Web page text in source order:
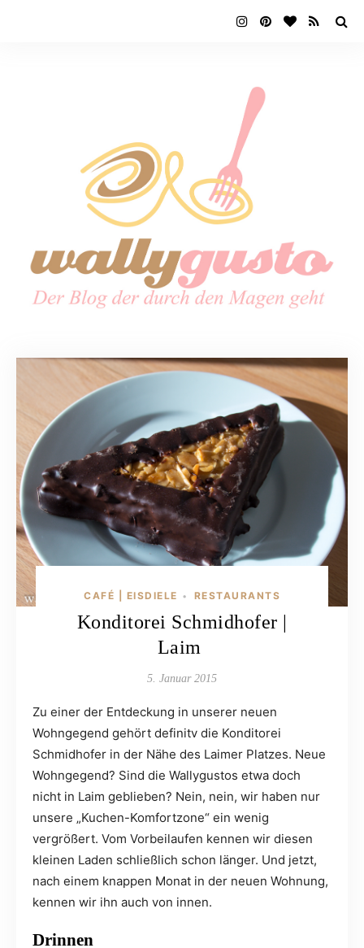
CAFÉ | EISDIELE • RESTAURANTS
Konditorei Schmidhofer |
Laim
5. Januar 2015
Zu einer der Entdeckung in unserer neuen
Wohngegend gehört definitv die Konditorei
Schmidhofer in der Nähe des Laimer Platzes. Neue
Wohngegend? Sind die Wallygustos etwa doch
nicht in Laim geblieben? Nein, nein, wir haben nur
unsere „Kuchen-Komfortzone“ ein wenig
vergrößert. Vom Vorbeilaufen kennen wir diesen
kleinen Laden schließlich schon länger. Und jetzt,
nach einem knappen Monat in der neuen Wohnung,
kennen wir ihn auch von innen.
Drinnen